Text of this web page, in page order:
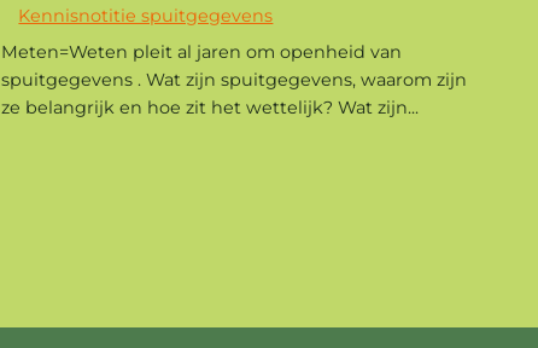
Kennisnotitie spuitgegevens
Meten=Weten pleit al jaren om openheid van
spuitgegevens . Wat zijn spuitgegevens, waarom zijn
ze belangrijk en hoe zit het wettelijk? Wat zijn...